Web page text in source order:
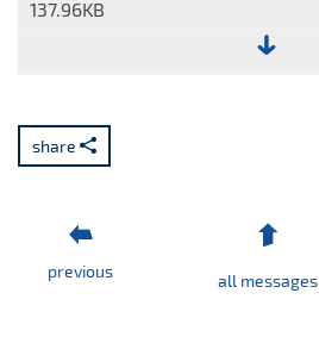
137.96KB
no.
26/2020.pdf
share
previous all messages